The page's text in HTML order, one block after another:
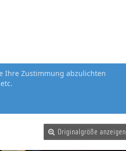
Ihre Zustimmung abzulichten
Originalgröße anzeigen